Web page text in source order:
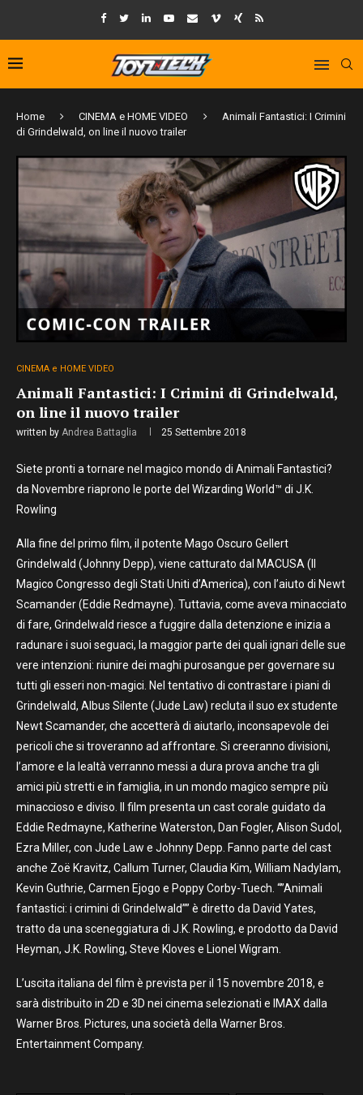
Home CINEMA e HOME VIDEO
Animali Fantastici: I Crimini
di Grindelwald, on line il nuovo trailer
CINEMA e HOME VIDEO
Animali Fantastici: I Crimini di Grindelwald,
on line il nuovo trailer
written by Andrea Battaglia 25 Settembre 2018
Siete pronti a tornare nel magico mondo di Animali Fantastici?
da Novembre riaprono le porte del Wizarding World™ di J.K.
Rowling
Alla fine del primo film, il potente Mago Oscuro Gellert
Grindelwald (Johnny Depp), viene catturato dal MACUSA (Il
Magico Congresso degli Stati Uniti d’America), con l’aiuto di Newt
Scamander (Eddie Redmayne). Tuttavia, come aveva minacciato
di fare, Grindelwald riesce a fuggire dalla detenzione e inizia a
radunare i suoi seguaci, la maggior parte dei quali ignari delle sue
vere intenzioni: riunire dei maghi purosangue per governare su
tutti gli esseri non-magici. Nel tentativo di contrastare i piani di
Grindelwald, Albus Silente (Jude Law) recluta il suo ex studente
Newt Scamander, che accetterà di aiutarlo, inconsapevole dei
pericoli che si troveranno ad affrontare. Si creeranno divisioni,
l’amore e la lealtà verranno messi a dura prova anche tra gli
amici più stretti e in famiglia, in un mondo magico sempre più
minaccioso e diviso. Il film presenta un cast corale guidato da
Eddie Redmayne, Katherine Waterston, Dan Fogler, Alison Sudol,
Ezra Miller, con Jude Law e Johnny Depp. Fanno parte del cast
anche Zoë Kravitz, Callum Turner, Claudia Kim, William Nadylam,
Kevin Guthrie, Carmen Ejogo e Poppy Corby-Tuech. “”Animali
fantastici: i crimini di Grindelwald”” è diretto da David Yates,
tratto da una sceneggiatura di J.K. Rowling, e prodotto da David
Heyman, J.K. Rowling, Steve Kloves e Lionel Wigram.
L’uscita italiana del film è prevista per il 15 novembre 2018, e
sarà distribuito in 2D e 3D nei cinema selezionati e IMAX dalla
Warner Bros. Pictures, una società della Warner Bros.
Entertainment Company.